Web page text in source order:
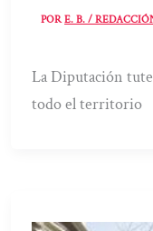
PORE. B. /
La Diputación
todo el territorio